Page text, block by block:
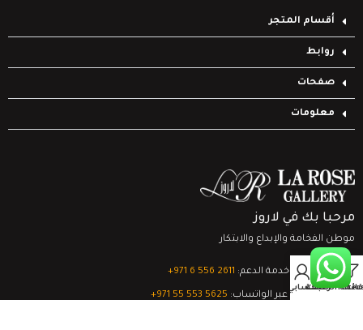
أقسام المتجر
روابط
صفحات
معلومات
مرحبا بك في لاروز
موطن الفخامة والإبداع والابتكار
تواصل مع خدمة الدعم: ‎+971 6 556 2611
الدعم الفني عبر الواتساب: ‎+971 55 553 5625
قائمة الرغبات
0
السلةحسابي